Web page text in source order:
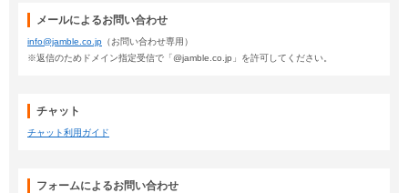
メールによるお問い合わせ
info@jamble.co.jp （お問い合わせ専用）
※返信のためドメイン指定受信で「@jamble.co.jp」を許可してください。
チャット
チャット利用ガイド
フォームによるお問い合わせ